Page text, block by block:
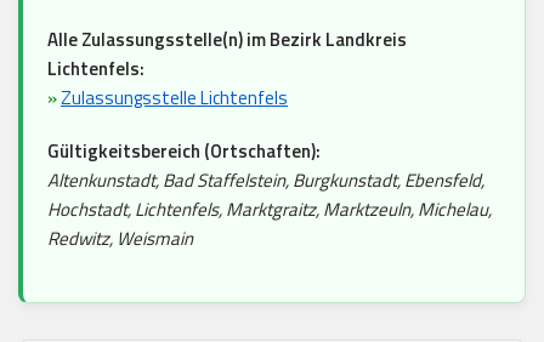
Alle Zulassungsstelle(n) im Bezirk Landkreis
Lichtenfels:
»Zulassungsstelle Lichtenfels
Gültigkeitsbereich (Ortschaften):
Altenkunstadt, Bad Staffelstein, Burgkunstadt, Ebensfeld,
Hochstadt, Lichtenfels, Marktgraitz, Marktzeuln, Michelau,
Redwitz, Weismain